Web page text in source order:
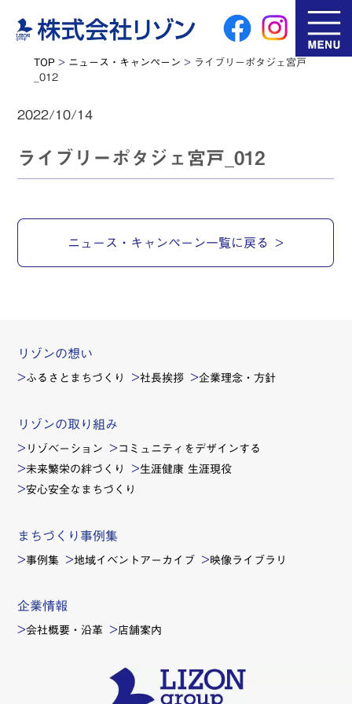
TOP > ニュース・キャンペーン >ライブリーポタジェ宮戸
_012
2022/10/14
ライブリーポタジェ宮戸_012
ニュース・キャンペーン一覧に戻る
リゾンの想い
ふるさとまちづくり 社長挨拶 企業理念・方針
リゾンの取り組み
リゾベーション コミュニティをデザインする
未来繁栄の絆づくり 生涯健康 生涯現役
安心安全なまちづくり
まちづくり事例集
事例集 地域イベントアーカイブ 映像ライブラリ
企業情報
会社概要・沿革 店舗案内